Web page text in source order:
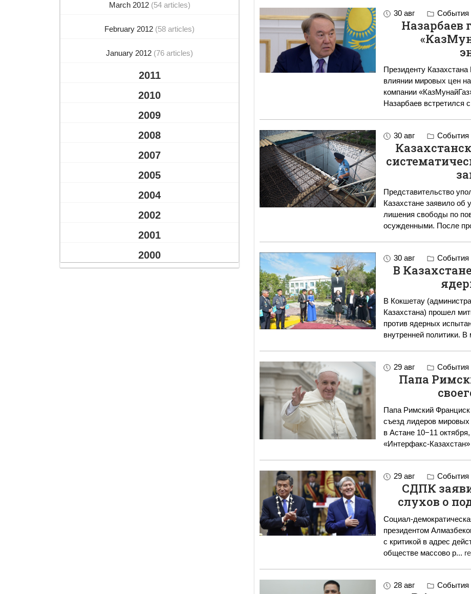
March 2012 (54 articles)
February 2012 (58 articles)
January 2012 (76 articles)
2011
2010
2009
2008
2007
2005
2004
2002
2001
2000
30 авг События
Назарбаев
Президенту
влиянии мировых цен
компании
Назарбаев встретился
30 авг События
Представительство
Казахстане заявило об
лишения свободы по
30 авг События
В
В Кокшетау
Казахстана) прошел
против ядерных
29 авг События
Папа
Папа Римский Франциск
съезд лидеров мировых
в Астане 10−11
«Интерфакс-
29 авг События
СДПК
слухов о
Социал-
президентом
с критикой в адрес действующих
обществе массово р...
28 авг События